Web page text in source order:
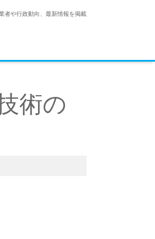
者や行政動向、最新情報を掲載
術の